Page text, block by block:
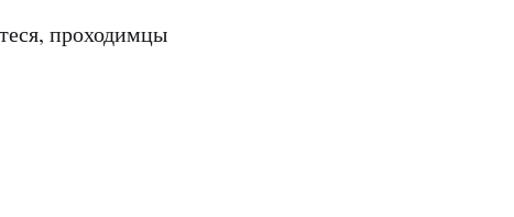
проходимцы